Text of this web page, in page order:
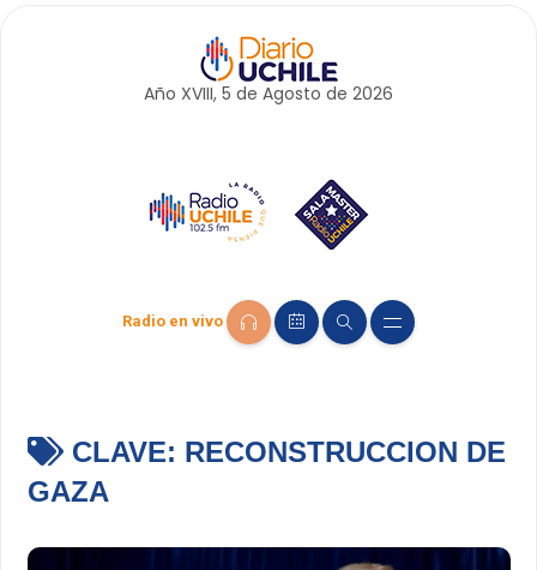
Año XVIII, 5 de Agosto de 2026
Radio en vivo
CLAVE: RECONSTRUCCION DE
GAZA